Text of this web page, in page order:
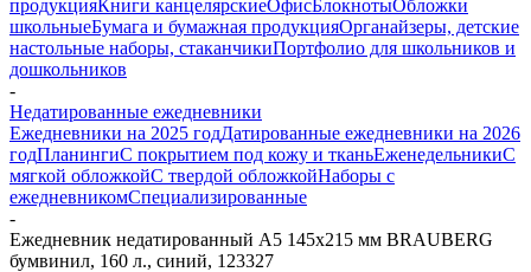
продукцияКниги канцелярскиеОфисБлокнотыОбложки
школьныеБумага и бумажная продукцияОрганайзеры, детские
настольные наборы, стаканчикиПортфолио для школьников и
дошкольников
-
Недатированные ежедневники
Ежедневники на 2025 годДатированные ежедневники на 2026
годПланингиС покрытием под кожу и тканьЕженедельникиС
мягкой обложкойС твердой обложкойНаборы с
ежедневникомСпециализированные
-
Ежедневник недатированный А5 145х215 мм BRAUBERG
бумвинил, 160 л., синий, 123327